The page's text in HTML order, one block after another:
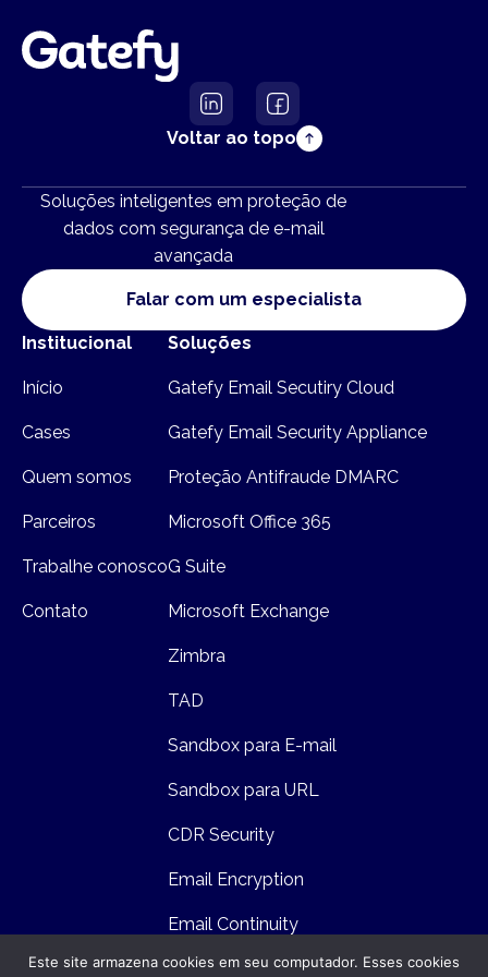
Voltar ao topo
Soluções inteligentes em proteção de
dados com segurança de e-mail
avançada
Falar com um especialista
Institucional
Início
Cases
Quem somos
Parceiros
Trabalhe conosco
Contato
Soluções
Gatefy Email Secutiry Cloud
Gatefy Email Security Appliance
Proteção Antifraude DMARC
Microsoft Office 365
G Suite
Microsoft Exchange
Zimbra
TAD
Sandbox para E-mail
Sandbox para URL
CDR Security
Email Encryption
Email Continuity
Email Archiving and E-Discovery
Este site armazena cookies em seu computador. Esses cookies